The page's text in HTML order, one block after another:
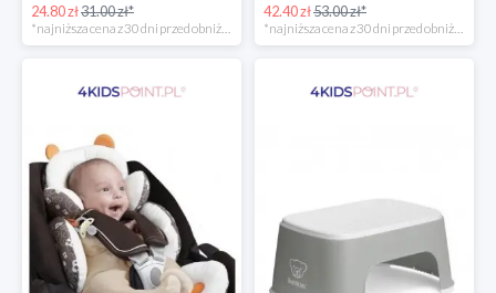
24.80 zł31.00 zł* 42.40 zł53.00 zł*